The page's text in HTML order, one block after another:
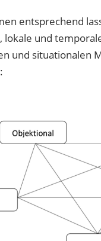
entsprechend
lokale und
und situationalen